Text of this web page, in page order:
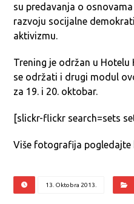
su predavanja o
razvoju socijalne
aktivizmu.
Trening je održan u
se održati i drugi modul
za 19. i 20. oktobar.
[slickr-flickr search=sets
Više fotografija pogledajte
13. Oktobra 2013.